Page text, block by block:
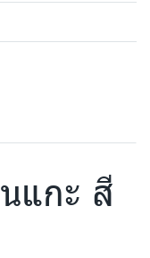
แกะ สี